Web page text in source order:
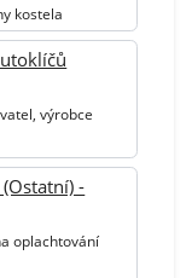
kostela
výrobce
-
oplachtování